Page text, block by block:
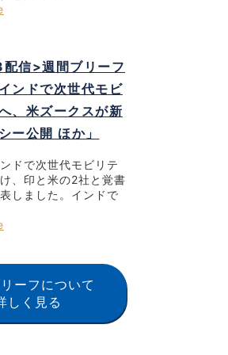
信>週間ブリーフ
ンドで次世代モビ
、米ズークスが新
ー公開 ほか」
ドで次世代モビリテ
、印と米の2社と覚書
しました。インドで
ーフについて
しく見る